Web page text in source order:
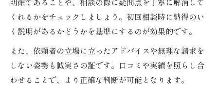
くれるかをチェックしましょう。初回相談時に納得のい
く説明があるかどうかを基準にするのが効果的です。
また、依頼者の立場に立ったアドバイスや無理な請求を
しない姿勢も誠実さの証です。口コミや実績を照らし合
わせることで、より正確な判断が可能となります。